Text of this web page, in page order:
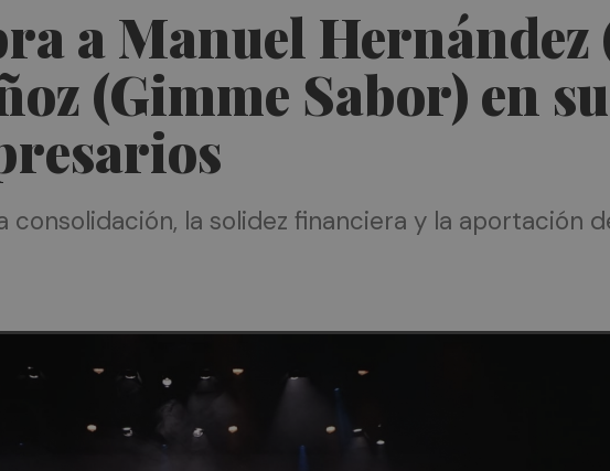
a Manuel Hernández
(Gimme Sabor) en
consolidación, la solidez financiera y la aportación